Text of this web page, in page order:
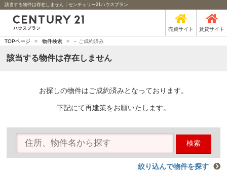
該当する物件は存在しません｜センチュリー21ハウスプラン
売買サイト 賃貸サイト
TOPページ > 物件検索 > - ご成約済み
該当する物件は存在しません
お探しの物件はご成約済みとなっております。
下記にて再建策をお願いたします。
検索
絞り込んで物件を探す